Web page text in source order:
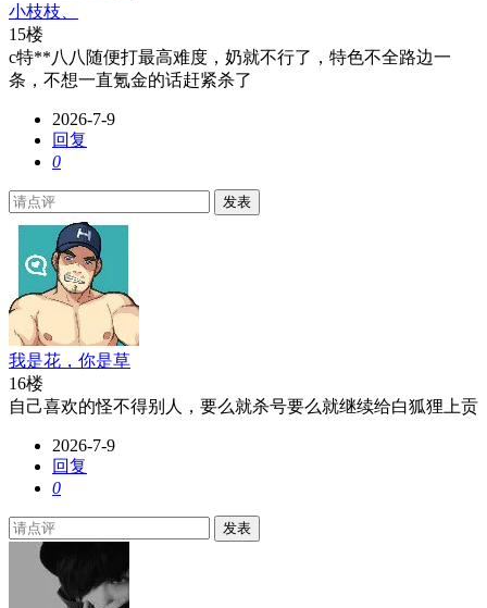
小枝枝、
15楼
c特**八八随便打最高难度，奶就不行了，特色不全路边一
条，不想一直氪金的话赶紧杀了
2026-7-9
回复
0
发表
我是花，你是草
16楼
自己喜欢的怪不得别人，要么就杀号要么就继续给白狐狸上贡
2026-7-9
回复
0
发表